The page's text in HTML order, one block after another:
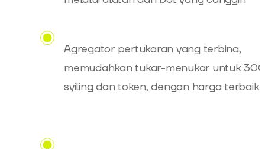
Agregator pertukaran yang terbina,
memudahkan tukar-menukar untuk
syiling dan token, dengan harga terbaik